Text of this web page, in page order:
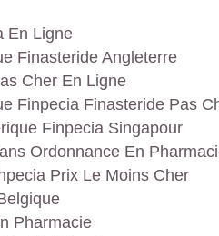
En Ligne
Finasteride Angleterre
Cher En Ligne
Finpecia Finasteride Pas
Finpecia Singapour
Ordonnance En
Prix Le Moins Cher
Pharmacie